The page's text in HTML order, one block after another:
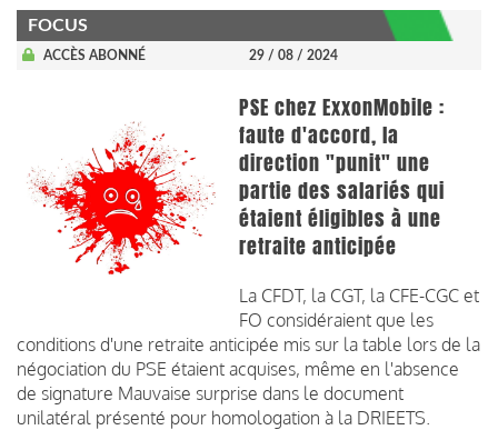
FOCUS
ACCÈS ABONNÉ 29 / 08 / 2024
PSE chez ExxonMobile :
faute d'accord, la
direction "punit" une
partie des salariés qui
étaient éligibles à une
retraite anticipée
La CFDT, la CGT, la CFE-CGC et
FO considéraient que les
conditions d'une retraite anticipée mis sur la table lors de la
négociation du PSE étaient acquises, même en l'absence
de signature Mauvaise surprise dans le document
unilatéral présenté pour homologation à la DRIEETS.